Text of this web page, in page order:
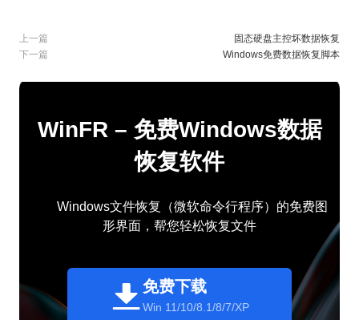
上一篇
固态硬盘主控坏数据恢复
下一篇
Windows免费数据恢复脚本
WinFR – 免费Windows数据
恢复软件
Windows文件恢复（微软命令行程序）的免费图
形界面，帮您轻松恢复文件
免费下载
Win 11/10/8.1/8/7/XP